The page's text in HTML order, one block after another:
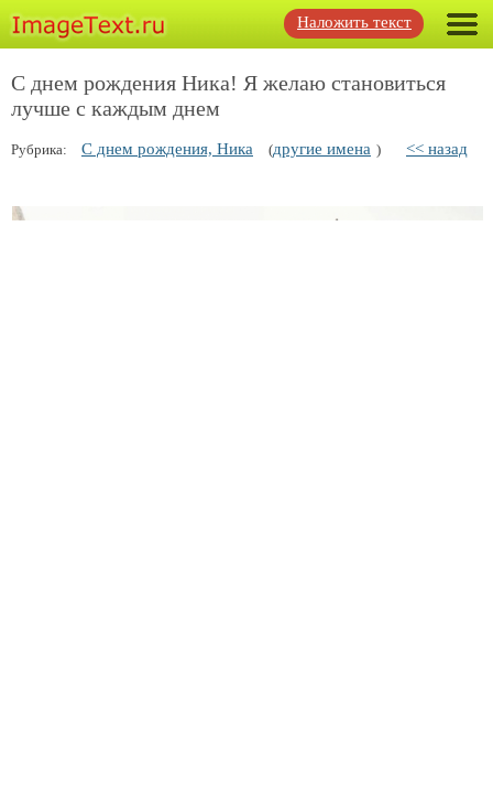
Наложить текст
С днем рождения Ника! Я желаю становиться
лучше с каждым днем
Рубрика: С днем рождения, Ника (другие имена ) << назад